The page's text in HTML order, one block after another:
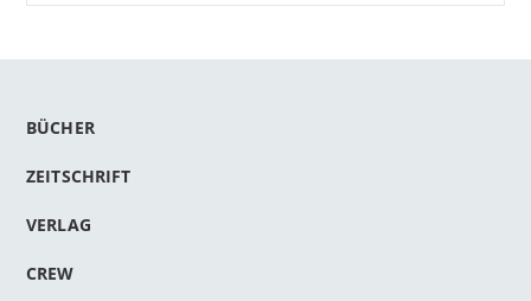
BÜCHER
ZEITSCHRIFT
VERLAG
CREW